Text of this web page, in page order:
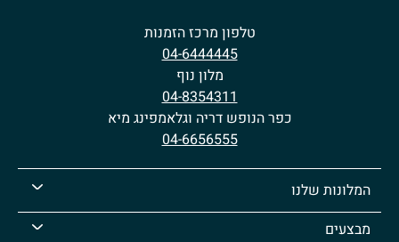
טלפון מרכז הזמנות
04-6444445
מלון נוף
04-8354311
כפר הנופש דריה וגלאמפינג מיא
04-6656555
המלונות שלנו
מבצעים